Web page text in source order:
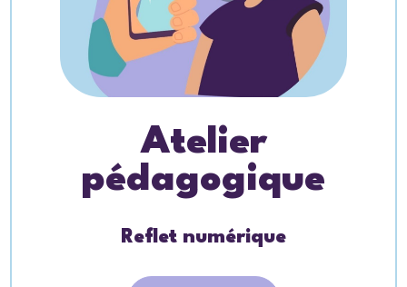
Atelier
pédagogique
Reflet numérique